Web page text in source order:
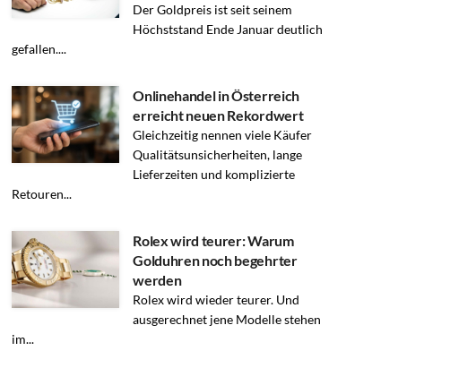
Der Goldpreis ist seit seinem
Höchststand Ende Januar deutlich
gefallen....
Onlinehandel in Österreich
erreicht neuen Rekordwert
Gleichzeitig nennen viele Käufer
Qualitätsunsicherheiten, lange
Lieferzeiten und komplizierte
Retouren...
Rolex wird teurer: Warum
Golduhren noch begehrter
werden
Rolex wird wieder teurer. Und
ausgerechnet jene Modelle stehen
im...